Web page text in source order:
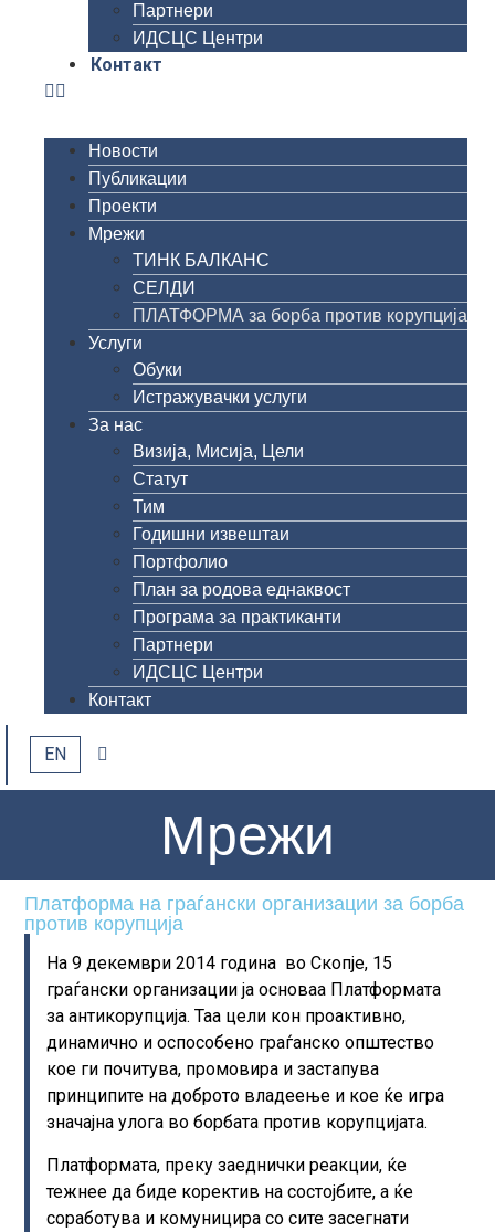
Партнери
ИДСЦС Центри
Контакт
Новости
Публикации
Проекти
Мрежи
ТИНК БАЛКАНС
СЕЛДИ
ПЛАТФОРМА за борба против корупција
Услуги
Обуки
Истражувачки услуги
За нас
Визија, Мисија, Цели
Статут
Тим
Годишни извештаи
Портфолио
План за родова еднаквост
Програма за практиканти
Партнери
ИДСЦС Центри
Контакт
EN
Мрежи
Платформа на граѓански организации за борба
против корупција
На 9 декември 2014 година во Скопје, 15
граѓански организации ја основаа Платформата
за антикорупција. Таа цели кон проактивно,
динамично и оспособено граѓанско општество
кое ги почитува, промовира и застапува
принципите на доброто владеење и кое ќе игра
значајна улога во борбата против корупцијата.
Платформата, преку заеднички реакции, ќе
тежнее да биде коректив на состојбите, а ќе
соработува и комуницира со сите засегнати